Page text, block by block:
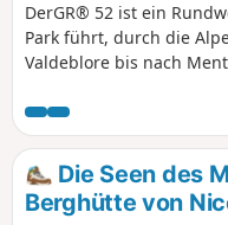
DerGR® 52 ist ein
Park führt, durch die
Valdeblore bis nach
Höhenunterschiede sehr
Höhen von bis zu 2700
sowie die Fauna und
können. Im zweiten Teil
die zwar südlicher, aber
Die Seen des
Berghütte von